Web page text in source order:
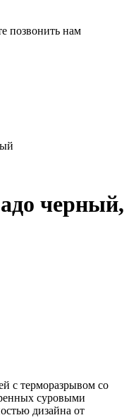
позвонить нам
черный,
с терморазрывом со
суровыми
дизайна от